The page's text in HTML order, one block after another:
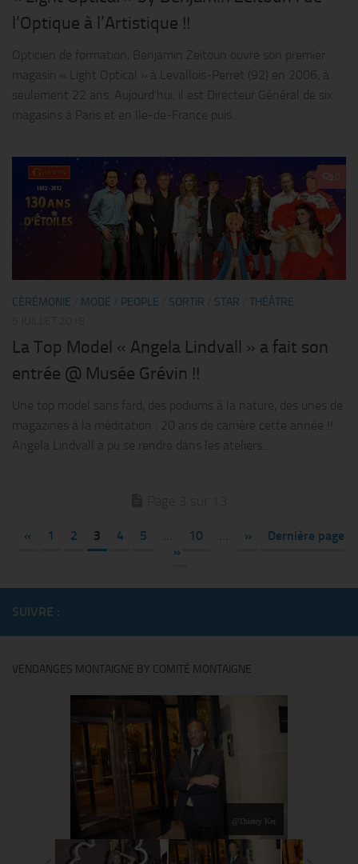
l’Optique à l’Artistique !!
Opticien de formation, Benjamin Zeitoun ouvre son premier
magasin « Light Optical » à Levallois-Perret (92) en 2006, à
seulement 22 ans. Aujourd’hui, il est Directeur Général de six
magasins à Paris et en Ile-de-France puis...
CÉRÉMONIE MODE PEOPLE SORTIR STAR
THÉÂTRE
La Top Model « Angela Lindvall » a fait son
entrée @ Musée Grévin !!
Une top model sans fard, des podiums à la nature, des unes de
magazines à la méditation : 20 ans de carrière cette année !!
Angela Lindvall a pu se rendre dans les ateliers...
« 1 2 3 4 5 10 »
Dernière page
»
SUIVRE :
VENDANGES MONTAIGNE BY COMITÉ MONTAIGNE
@Thierry Ker